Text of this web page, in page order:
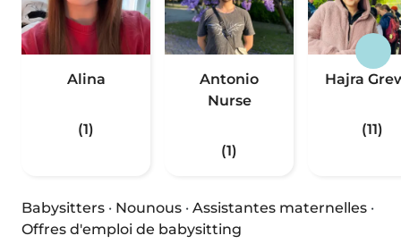
Alina
(1)
Antonio
Nurse
(1)
Hajra
(11)
Babysitters · Nounous · Assistantes maternelles ·
Offres d'emploi de babysitting